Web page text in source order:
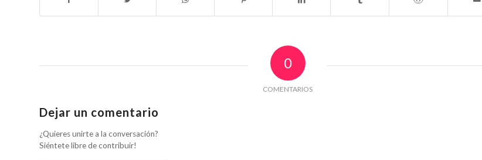
0
COMENTARIOS
Dejar un comentario
¿Quieres unirte a la conversación?
Siéntete libre de contribuir!